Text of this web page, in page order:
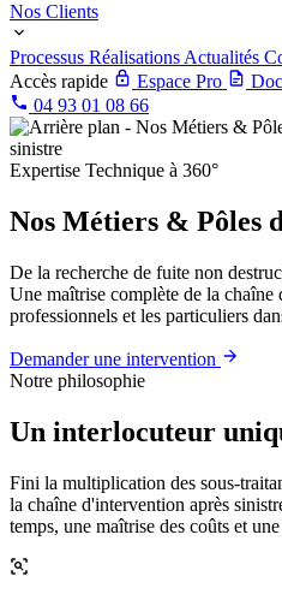
Nos Clients
Processus Réalisations Actualités
Accès rapide
Espace Pro
04 93 01 08 66
Expertise Technique à 360°
Nos Métiers & Pôles
De la recherche de fuite non
Une maîtrise complète de la
professionnels et les particuliers
Demander une intervention
Notre philosophie
Un interlocuteur
Fini la multiplication des sous-
la chaîne d'intervention après
temps, une maîtrise des coûts et